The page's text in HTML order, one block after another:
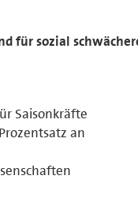
für sozial
Saisonkräfte
an